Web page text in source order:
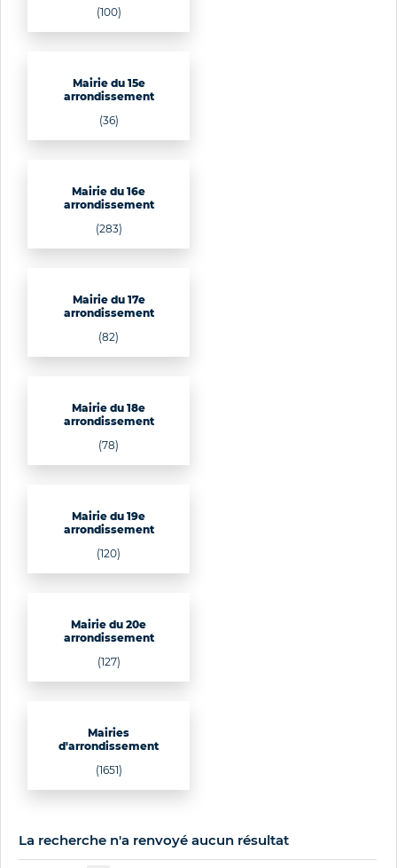
(100)
Mairie du 15e
arrondissement
(36)
Mairie du 16e
arrondissement
(283)
Mairie du 17e
arrondissement
(82)
Mairie du 18e
arrondissement
(78)
Mairie du 19e
arrondissement
(120)
Mairie du 20e
arrondissement
(127)
Mairies
d'arrondissement
(1651)
La recherche n'a renvoyé aucun résultat